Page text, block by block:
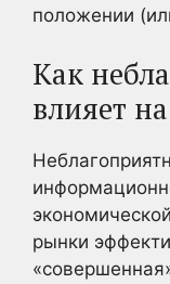
положении
Как
влияет
рынки